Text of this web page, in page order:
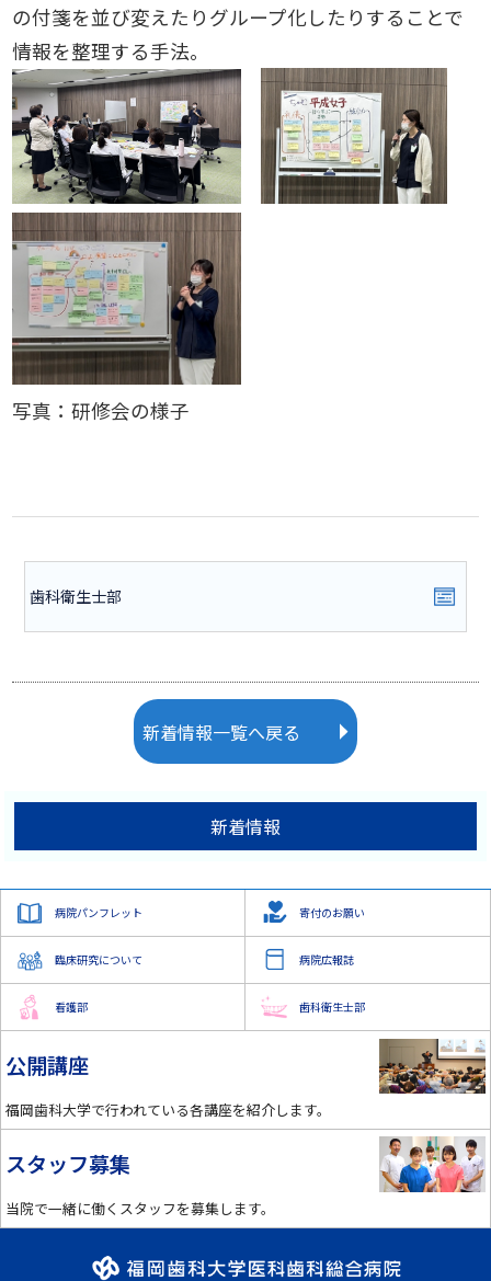
の付箋を並び変えたりグループ化したりすることで
情報を整理する手法。
写真：研修会の様子
歯科衛生士部
新着情報一覧へ戻る
新着情報
病院パンフレット 寄付のお願い
臨床研究について 病院広報誌
看護部 歯科衛生士部
公開講座
福岡歯科大学で行われている各講座を紹介します。
スタッフ募集
当院で一緒に働くスタッフを募集します。